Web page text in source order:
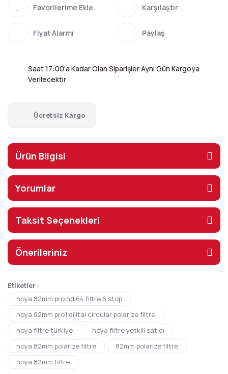
Karşılaştır
Fiyat Alarmı Paylaş
Saat 17:00'a Kadar Olan Siparişler Aynı Gün Kargoya
Verilecektir
Ücretsiz Kargo
Ürün Bilgisi
Yorumlar
Taksit Seçenekleri
Önerileriniz
Etiketler :
hoya 82mm pro nd 64 filtre 6 stop
hoya 82mm pro1 dijital circular polarize filtre
hoya filtre türkiye
hoya filtre yetkili satıcı
hoya 82mm polarize filtre
82mm polarize filtre
hoya 82mm filtre